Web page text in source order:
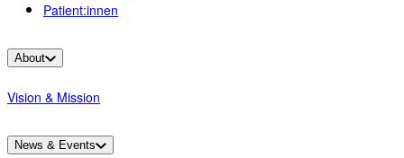
Patient:innen
About
Vision & Mission
News & Events